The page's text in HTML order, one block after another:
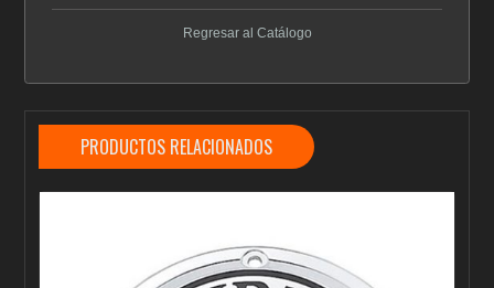
Regresar al Catálogo
PRODUCTOS RELACIONADOS